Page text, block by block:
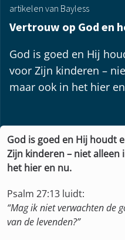
artikelen van Bayless
Vertrouw op God en
God is goed en Hij
voor Zijn kinderen –
maar ook in het hier
God is goed en Hij houdt
Zijn kinderen – niet alleen
het hier en nu.
Psalm 27:13 luidt:
“Mag ik niet verwachten de
van de levenden?”